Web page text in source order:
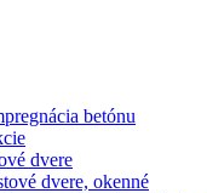
betónu
dvere
dvere, okenné